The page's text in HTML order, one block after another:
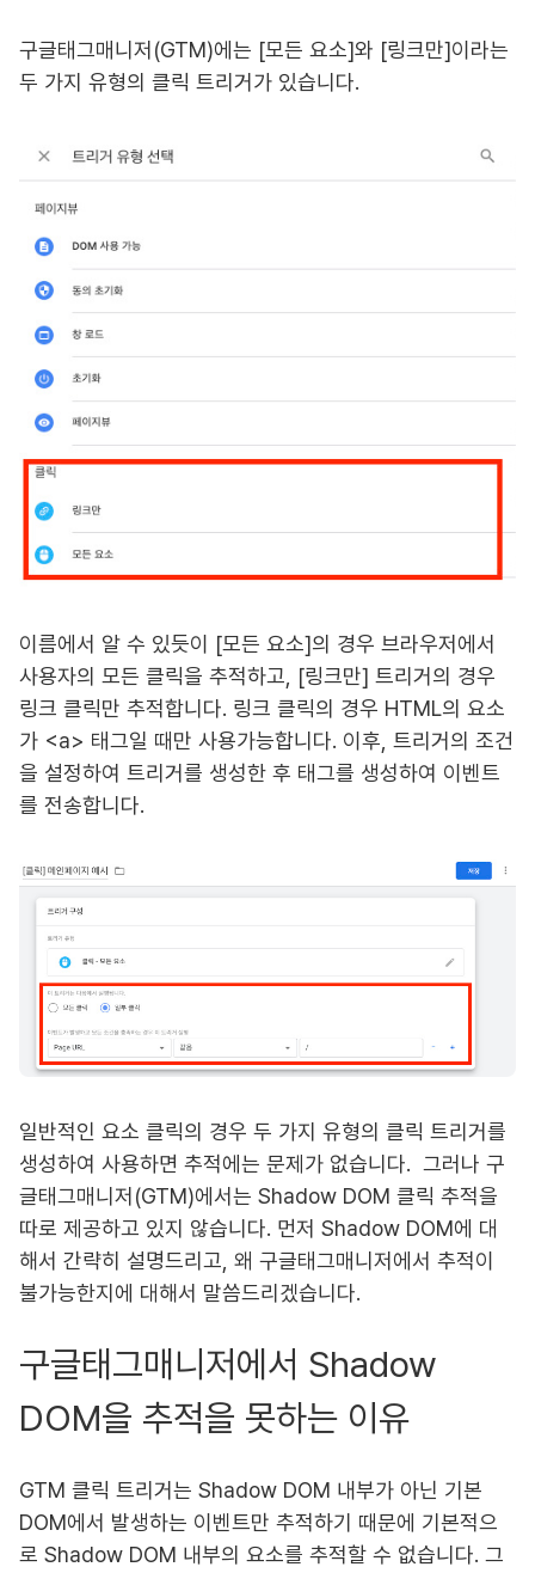
구글태그매니저(GTM)에는 [모든 요소]와 [링크만]이라는
두 가지 유형의 클릭 트리거가 있습니다.
이름에서 알 수 있듯이 [모든 요소]의 경우 브라우저에서
사용자의 모든 클릭을 추적하고, [링크만] 트리거의 경우
링크 클릭만 추적합니다. 링크 클릭의 경우 HTML의 요소
가 <a> 태그일 때만 사용가능합니다. 이후, 트리거의 조건
을 설정하여 트리거를 생성한 후 태그를 생성하여 이벤트
를 전송합니다.
일반적인 요소 클릭의 경우 두 가지 유형의 클릭 트리거를
생성하여 사용하면 추적에는 문제가 없습니다. 그러나 구
글태그매니저(GTM)에서는 Shadow DOM 클릭 추적을
따로 제공하고 있지 않습니다. 먼저 Shadow DOM에 대
해서 간략히 설명드리고, 왜 구글태그매니저에서 추적이
불가능한지에 대해서 말씀드리겠습니다.
구글태그매니저에서 Shadow
DOM을 추적을 못하는 이유
GTM 클릭 트리거는 Shadow DOM 내부가 아닌 기본
DOM에서 발생하는 이벤트만 추적하기 때문에 기본적으
로 Shadow DOM 내부의 요소를 추적할 수 없습니다. 그